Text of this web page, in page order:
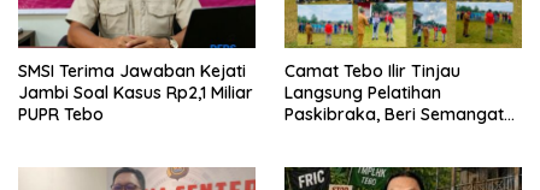
SMSI Terima Jawaban Kejati
Jambi Soal Kasus Rp2,1 Miliar
PUPR Tebo
Camat Tebo Ilir Tinjau
Langsung Pelatihan
Paskibraka, Beri Semangat